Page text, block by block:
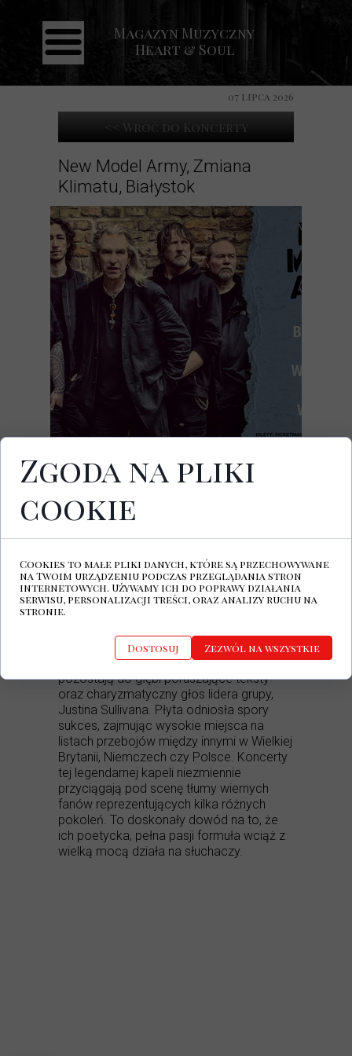
Strona główna
Aktualności
Galeria
Kontakt
Magazyn Muzyczny
Heart & Soul
New Model Army, Zmiana
Klimatu, Białystok
<< Wróć do Koncerty
07 lipca 2026
06.07.2026
Zmiana Klimatu, ul. Warszawska 6,
KLIKNIJ ABY KUPIĆ BILET
ponad czterdziestu lat jest gwarancją
twórczej niezależności, surowych emocji i
absolutnej szczerości. Ich wydany dwa
lata temu album „Unbroken” dumnie staje
opierając się na tradycyjnym, rockowym
rdzeniu. Siłą najnowszych kompozycji
pozostają do głębi poruszające teksty
oraz charyzmatyczny głos lidera grupy,
Justina Sullivana. Płyta odniosła spory
sukces, zajmując wysokie miejsca na
listach przebojów między innymi w Wielkiej
Brytanii, Niemczech czy Polsce. Koncerty
tej legendarnej kapeli niezmiennie
przyciągają pod scenę tłumy wiernych
fanów reprezentujących kilka różnych
pokoleń. To doskonały dowód na to, że
ich poetycka, pełna pasji formuła wciąż z
wielką mocą działa na słuchaczy.
Zgoda na pliki
cookie
Cookies to małe pliki danych, które są przechowywane
na Twoim urządzeniu podczas przeglądania stron
internetowych. Używamy ich do poprawy działania
serwisu, personalizacji treści, oraz analizy ruchu na
stronie.
Dostosuj Zezwól na wszystkie